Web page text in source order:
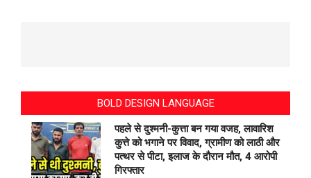
BOLD DESIGN LANGUAGE
पहले से दुश्मनी-कुत्ता बन गया वजह, लावारिश
कुत्ते को भगाने पर विवाद, ग्रामीण को लाठी और
पत्थर से पीटा, इलाज के दौरान मौत, 4 आरोपी
गिरफ्तार